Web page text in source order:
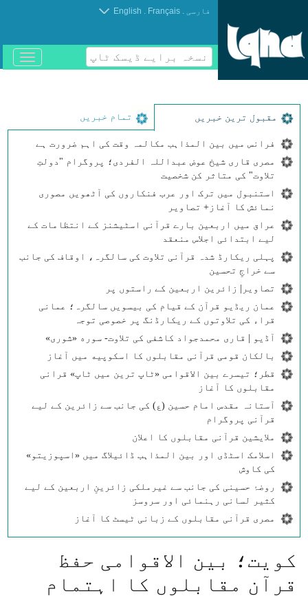
فارسی .
Français
.
English
نسخہ برایے ڈیسک ٹاپ
باز
و
مقبول ترین خبریں تمام خبریں
فرانس میں بین المذاہب مکالمہ وقت کی اہم ضرورت ہے
مصری قاری شیخ عوض عبداللہ الفردی؛ پروگرام "دولتِ
تلاوت" کی متاثر کن شخصیت
استنبول میں ترک اور عرب فنکاروں کی آٹھویں مصوری
نمائش کا آغاز+ تصاویر
عراق میں اربعین بارے قرآنی اسٹیشنز کے انتظامات کے
لیے ابتدائی اجلاس منعقد
پہلی ریکارڈ شدہ قرآنی تلاوت کی سالگرہ، اوقاف کی جانب
سے خراجِ تحسین
تصاویر| زائرین اربعین کے راستوں پر
عمان ریڈیو قرآن کے قیام کی بیسویں سالگرہ؛ عمانی
قراء کی تلاوتوں کے ریکارڈنگ پر خصوصی توجہ
آڈیو | قاری محمدجواد کاشفی کی تلاوت- سوره‌‌ «شوری»
بالکان قومی قرآنی مقابلوں کا اسکوپیه میں آغاز
قطر؛ تیسرے بین الاقوامی «ٹاپ ترین میں ٹاپ» قرانی
مقابلوں کا آغاز
آستانہ مقدس امام حسین (ع) کی جانب سے زائرین کے لیے
قرآنی پروگرام
ملایشین قرآنی مقابلوں کا اعلان
اسلامک اسٹڈی اور بین المذاہب ڈائیلاگ میں «اسپوزیتو»
کی کاوش
روضۂ حسینی کی جانب سے غیرملکی زائرینِ اربعین کے لیے
کثیر لسانی رہنمائی اور سروسز
مصری قرآنی مقابلوں کے زبانی ٹیسٹ کا آغاز
کویت؛ بین الاقوامی حفظ
قرآن مقابلوں کا اہتمام